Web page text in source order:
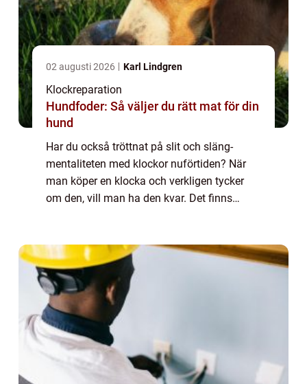
02 augusti 2026 Karl Lindgren
Klockreparation
Hundfoder: Så väljer du rätt mat för din
hund
Har du också tröttnat på slit och släng-
mentaliteten med klockor nuförtiden? När
man köper en klocka och verkligen tycker
om den, vill man ha den kvar. Det finns